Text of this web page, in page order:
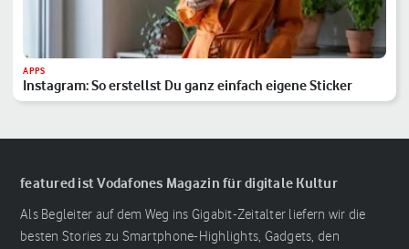
APPS
Instagram: So erstellst Du ganz einfach eigene Sticker
featured ist Vodafones Magazin für digitale Kultur
Als Begleiter auf dem Weg ins Gigabit-Zeitalter liefern wir die
besten Stories zu Smartphone-Highlights, Gadgets, den